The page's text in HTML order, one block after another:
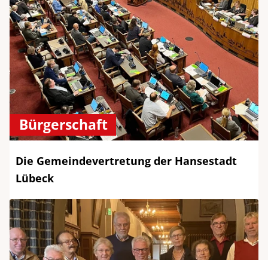
Bürgerschaft
Die Gemeindevertretung der Hansestadt
Lübeck